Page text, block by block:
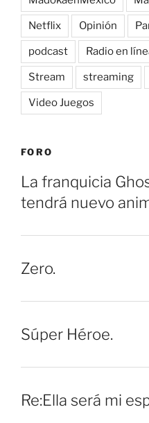
Netflix Opinión
podcast Radio en
Stream streaming
Video Juegos
FORO
La franquicia
tendrá nuevo
Zero.
Súper Héroe.
Re:Ella será mi